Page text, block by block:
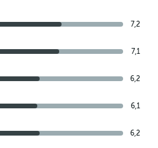
7,2
7,1
6,2
6,1
6,2